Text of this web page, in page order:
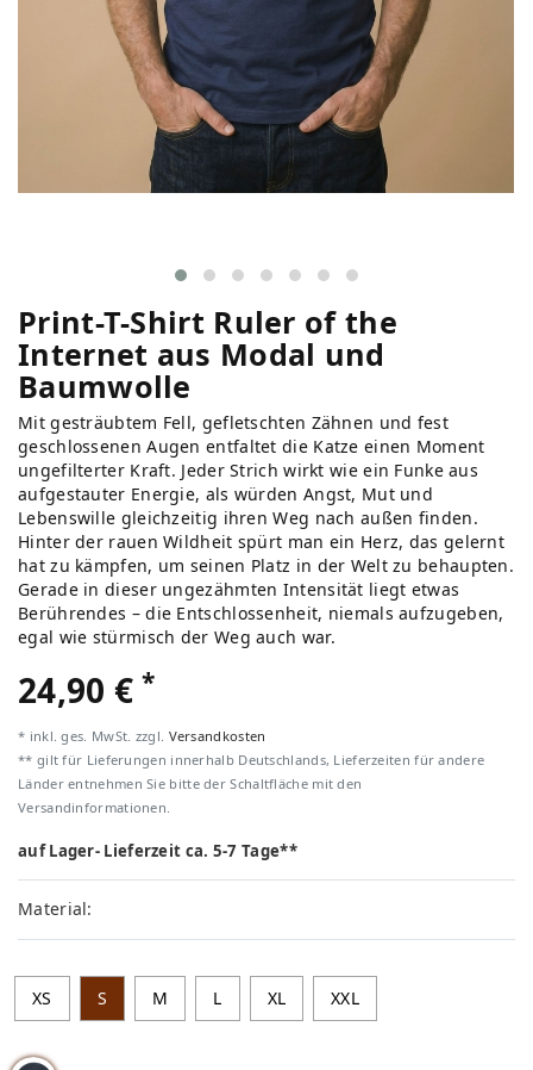
Print-T-Shirt Ruler of the
Internet aus Modal und
Baumwolle
Mit gesträubtem Fell, gefletschten Zähnen und fest
geschlossenen Augen entfaltet die Katze einen Moment
ungefilterter Kraft. Jeder Strich wirkt wie ein Funke aus
aufgestauter Energie, als würden Angst, Mut und
Lebenswille gleichzeitig ihren Weg nach außen finden.
Hinter der rauen Wildheit spürt man ein Herz, das gelernt
hat zu kämpfen, um seinen Platz in der Welt zu behaupten.
Gerade in dieser ungezähmten Intensität liegt etwas
Berührendes – die Entschlossenheit, niemals aufzugeben,
egal wie stürmisch der Weg auch war.
24,90 €*
* inkl. ges. MwSt. zzgl. Versandkosten
** gilt für Lieferungen innerhalb Deutschlands, Lieferzeiten für andere
Länder entnehmen Sie bitte der Schaltfläche mit den
Versandinformationen.
auf Lager- Lieferzeit ca. 5-7 Tage**
Material:
XS S M L XL XXL